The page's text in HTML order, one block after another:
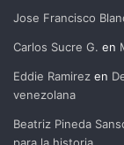
Jose Francisco
Carlos Sucre G. en
Eddie Ramirez en
venezolana
Beatriz Pineda